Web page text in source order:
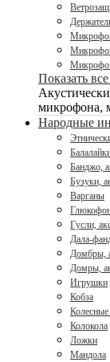
Показать
микрофона,
Народные
Банджо,
Бузуки,
Варганы
Гусли,
Дала-
Домбры,
Домры,
Игрушки
Кобза
Колокола
Ложки
Мандола